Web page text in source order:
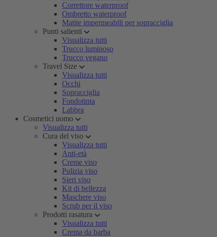
Correttore waterproof
Ombretto waterproof
Matite impermeabili per sopracciglia
Punti salienti
Visualizza tutti
Trucco luminoso
Trucco vegano
Travel Size
Visualizza tutti
Occhi
Sopracciglia
Fondotinta
Labbra
Cosmetici uomo
Visualizza tutti
Cura del viso
Visualizza tutti
Anti-età
Creme viso
Pulizia viso
Sieri viso
Kit di bellezza
Maschere viso
Scrub per il viso
Prodotti rasatura
Visualizza tutti
Crema da barba